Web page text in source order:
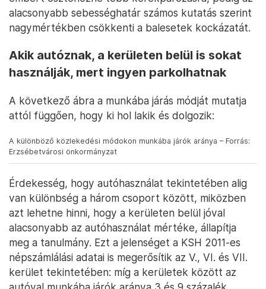
alacsonyabb sebességhatár számos kutatás szerint
nagymértékben csökkenti a balesetek kockázatát.
Akik autóznak, a kerületen belül is sokat
használják, mert ingyen parkolhatnak
A következő ábra a munkába járás módját mutatja
attól függően, hogy ki hol lakik és dolgozik:
A különböző közlekedési módokon munkába járók aránya – Forrás:
Erzsébetvárosi önkormányzat
Érdekesség, hogy autóhasználat tekintetében alig
van különbség a három csoport között, miközben
azt lehetne hinni, hogy a kerületen belül jóval
alacsonyabb az autóhasználat mértéke, állapítja
meg a tanulmány. Ezt a jelenséget a KSH 2011-es
népszámlálási adatai is megerősítik az V., VI. és VII.
kerület tekintetében: míg a kerületek között az